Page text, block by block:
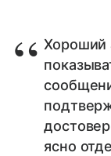
Хороший
ясно